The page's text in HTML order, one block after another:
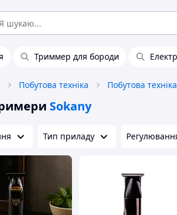
Триммер для бороди
Побутова техніка
Sokany
Тип приладу